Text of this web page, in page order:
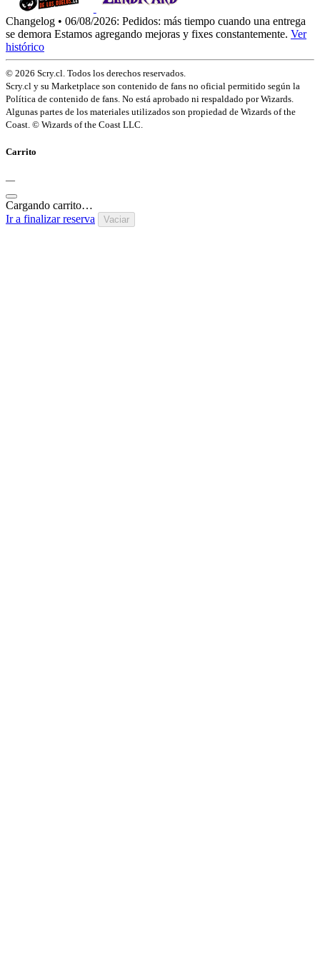
Changelog • 06/08/2026: Pedidos: más tiempo cuando una entrega
se demora Estamos agregando mejoras y fixes constantemente. Ver
histórico
© 2026 Scry.cl. Todos los derechos reservados.
Scry.cl y su Marketplace son contenido de fans no oficial permitido según la
Política de contenido de fans. No está aprobado ni respaldado por Wizards.
Algunas partes de los materiales utilizados son propiedad de Wizards of the
Coast. © Wizards of the Coast LLC.
Carrito
—
Cargando carrito…
Ir a finalizar reserva
Vaciar